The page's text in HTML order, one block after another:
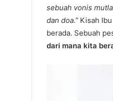
sebuah vonis
dan doa.” Kisah
berada. Sebuah
dari mana kita